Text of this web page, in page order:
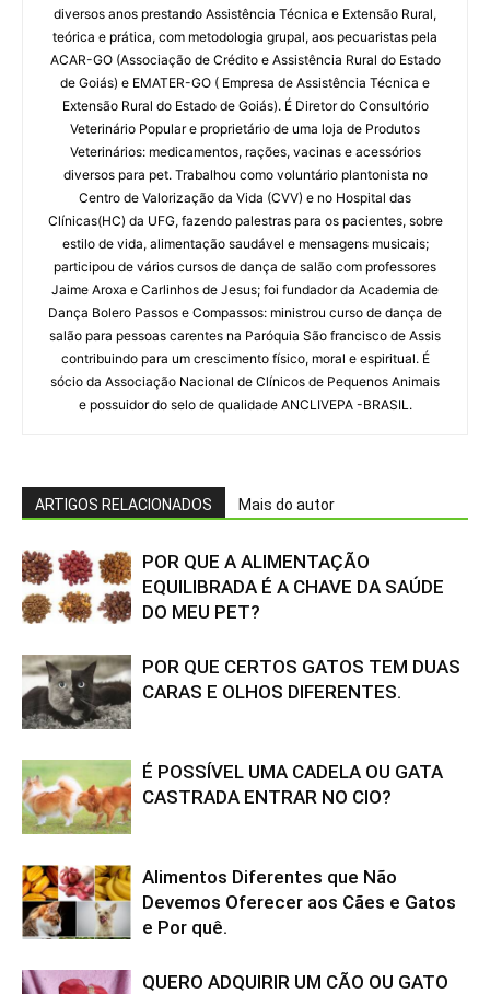
diversos anos prestando Assistência Técnica e Extensão Rural,
teórica e prática, com metodologia grupal, aos pecuaristas pela
ACAR-GO (Associação de Crédito e Assistência Rural do Estado
de Goiás) e EMATER-GO ( Empresa de Assistência Técnica e
Extensão Rural do Estado de Goiás). É Diretor do Consultório
Veterinário Popular e proprietário de uma loja de Produtos
Veterinários: medicamentos, rações, vacinas e acessórios
diversos para pet. Trabalhou como voluntário plantonista no
Centro de Valorização da Vida (CVV) e no Hospital das
Clínicas(HC) da UFG, fazendo palestras para os pacientes, sobre
estilo de vida, alimentação saudável e mensagens musicais;
participou de vários cursos de dança de salão com professores
Jaime Aroxa e Carlinhos de Jesus; foi fundador da Academia de
Dança Bolero Passos e Compassos: ministrou curso de dança de
salão para pessoas carentes na Paróquia São francisco de Assis
contribuindo para um crescimento físico, moral e espiritual. É
sócio da Associação Nacional de Clínicos de Pequenos Animais
e possuidor do selo de qualidade ANCLIVEPA -BRASIL.
ARTIGOS RELACIONADOS Mais do autor
POR QUE A ALIMENTAÇÃO
EQUILIBRADA É A CHAVE DA SAÚDE
DO MEU PET?
POR QUE CERTOS GATOS TEM DUAS
CARAS E OLHOS DIFERENTES.
É POSSÍVEL UMA CADELA OU GATA
CASTRADA ENTRAR NO CIO?
Alimentos Diferentes que Não
Devemos Oferecer aos Cães e Gatos
e Por quê.
QUERO ADQUIRIR UM CÃO OU GATO